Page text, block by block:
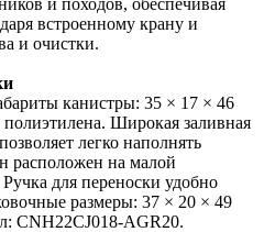
встроенному крану и
и очистки.
канистры: 35 × 17 × 46
Широкая заливная
легко наполнять
расположен на малой
для переноски удобно
размеры: 37 × 20 × 49
CNH22CJ018-AGR20.